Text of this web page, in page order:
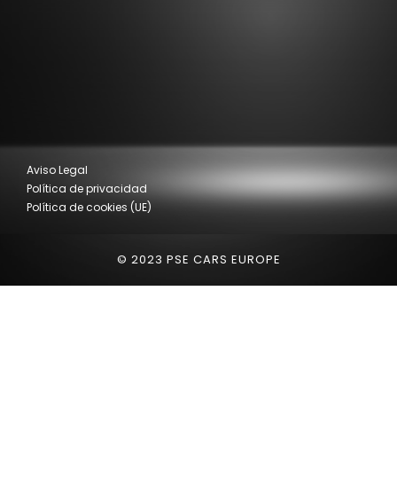
Aviso Legal
Política de privacidad
Política de cookies (UE)
© 2023 PSE CARS EUROPE